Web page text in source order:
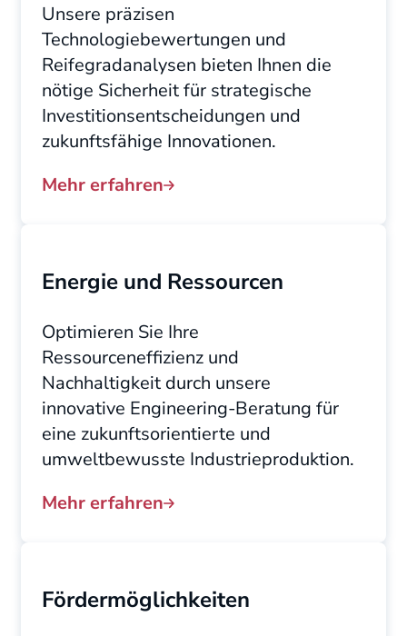
Unsere präzisen
Technologiebewertungen und
Reifegradanalysen bieten Ihnen die
nötige Sicherheit für strategische
Investitionsentscheidungen und
zukunftsfähige Innovationen.
Mehr erfahren
Energie und Ressourcen
Optimieren Sie Ihre
Ressourceneffizienz und
Nachhaltigkeit durch unsere
innovative Engineering-Beratung für
eine zukunftsorientierte und
umweltbewusste Industrieproduktion.
Mehr erfahren
Fördermöglichkeiten